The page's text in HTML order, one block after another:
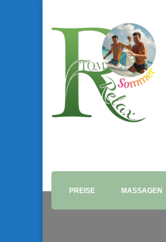
PREISE MASSAGEN